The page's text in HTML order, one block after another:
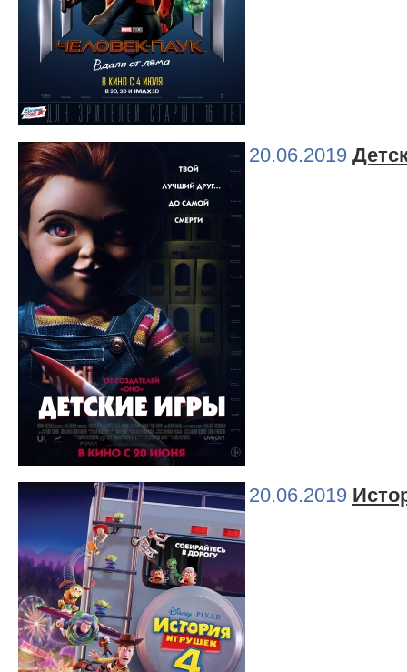
20.06.2019
20.06.2019